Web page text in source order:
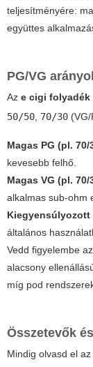
teljesítményére:
együttes
PG/VG
Az e cigi folyadék
50/50, 70/30
Magas PG (pl. 70/
kevesebb felhő.
Magas VG (pl. 70/
alkalmas sub-ohm
Kiegyensúlyozott
általános
Vedd figyelembe
alacsony
míg pod
Összetevők
Mindig olvasd el az